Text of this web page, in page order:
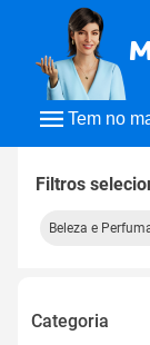
Tem no
Filtros
Beleza e
Categoria